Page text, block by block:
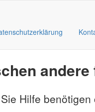
andere
Hilfe